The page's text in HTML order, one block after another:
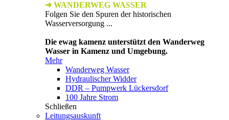
➜ WANDERWEG WASSER
Folgen Sie den Spuren der historischen
Wasserversorgung ...
Die ewag kamenz unterstützt den Wanderweg
Wasser in Kamenz und Umgebung.
Mehr
Wanderweg Wasser
Hydraulischer Widder
DDR – Pumpwerk Lückersdorf
100 Jahre Strom
Schließen
Leitungsauskunft